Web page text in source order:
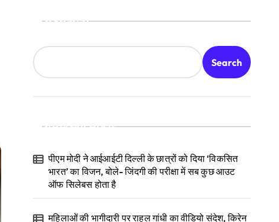
Search
Search
Recent Posts
पीएम मोदी ने आईआईटी दिल्ली के छात्रों को दिया ‘विकसित
भारत’ का विजन, बोले- जिंदगी की परीक्षा में सब कुछ आउट
ऑफ सिलेबस होता है
महिलाओं की भागीदारी पर राहुल गांधी का वीडियो संदेश, किरेन